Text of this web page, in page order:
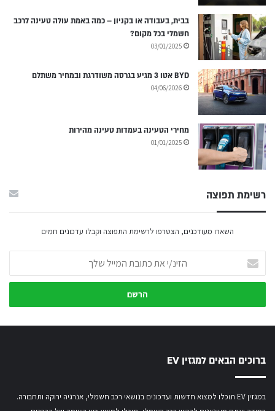
בבית, בעבודה או בקניון – כמה באמת עולה טעינה לרכב
חשמלי בכל מקום?
03/01/2025
BYD אטו 3 מגיע בגרסה משודרגת ובמחיר משתלם
04/06/2026
מחירי הטעינה בעמדות טעינה מהירות
01/01/2025
רשימת תפוצה
השארו מעודכנים, הצטרפו לרשימת התפוצה וקבלו עדכונים חמים
את
כתובת
שלך
ברוכים הבאים למגזין EV
במגזין EV תוכלו למצוא חדשות ועדכונים בנושאי רכב חשמלי, אנרגיה ירוקה ותחבורה.